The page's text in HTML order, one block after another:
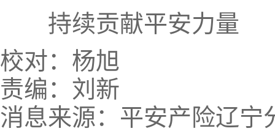
持续贡献平安力量
校对：杨旭
责编：刘新
消息来源：平安产险辽宁